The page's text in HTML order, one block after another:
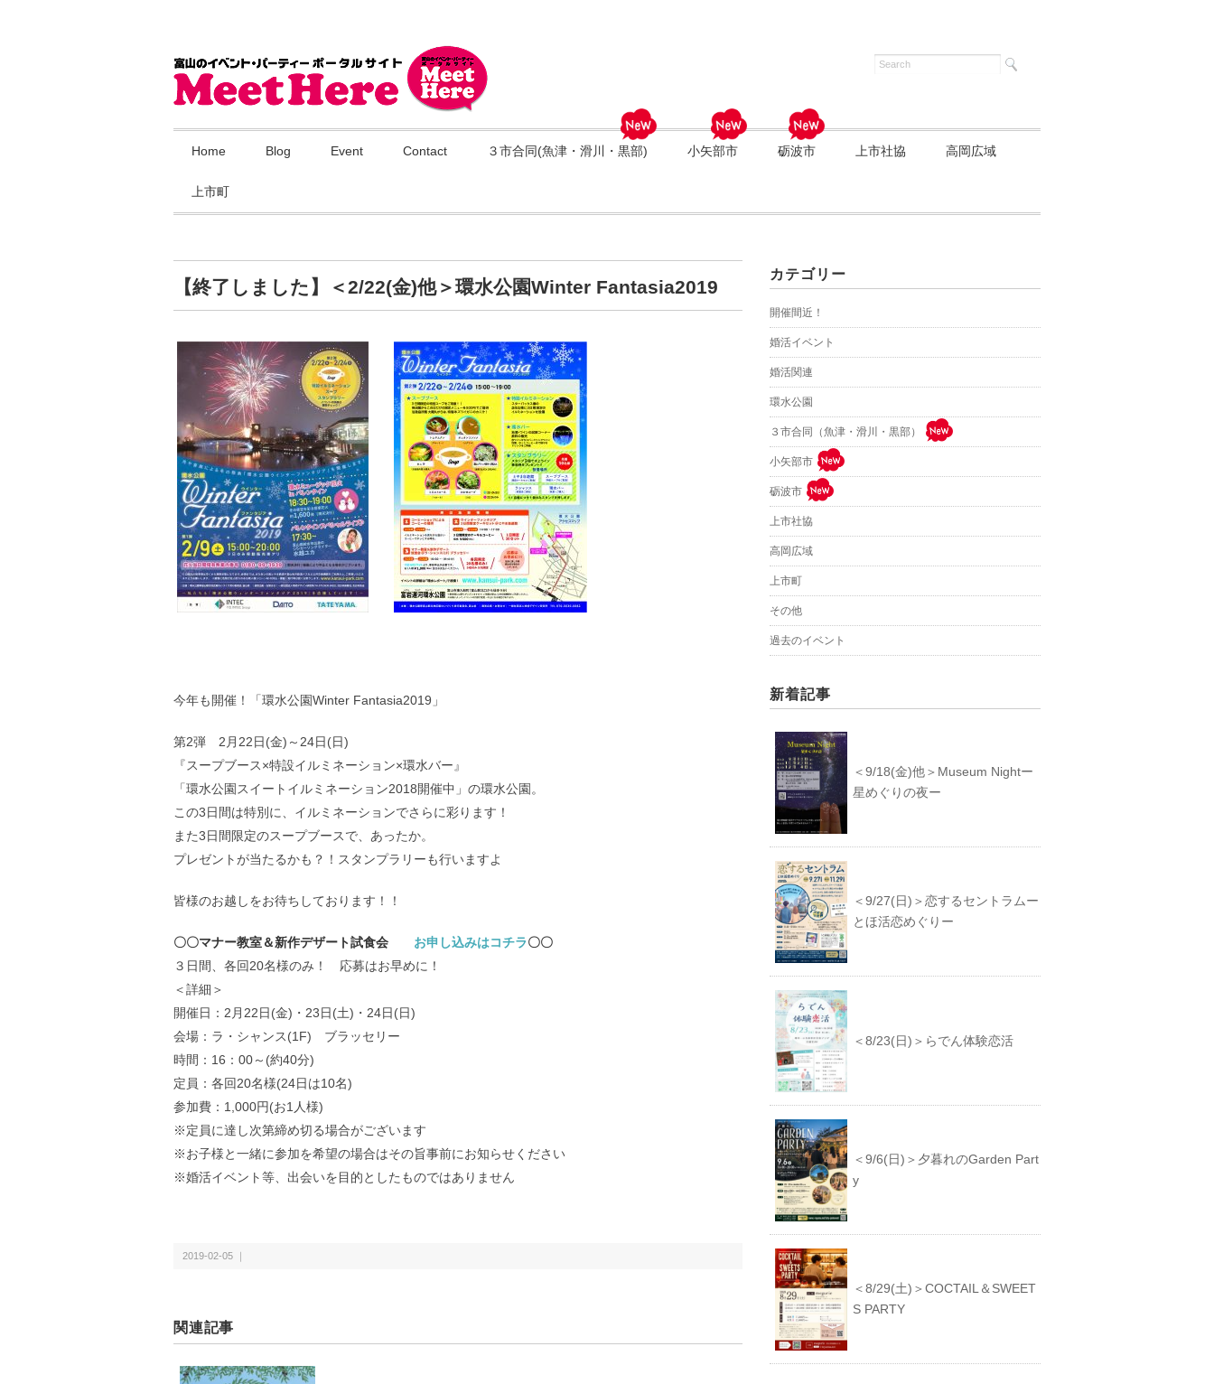
Home Blog Event Contact ３市合同(魚津・滑川・黒部) 小矢部市 砺波市 上市社協 高岡広域
上市町
【終了しました】＜2/22(金)他＞環水公園Winter Fantasia2019
今年も開催！「環水公園Winter Fantasia2019」
第2弾 2月22日(金)～24日(日)
『スープブース×特設イルミネーション×環水バー』
「環水公園スイートイルミネーション2018開催中」の環水公園。
この3日間は特別に、イルミネーションでさらに彩ります！
また3日間限定のスープブースで、あったか。
プレゼントが当たるかも？！スタンプラリーも行いますよ
皆様のお越しをお待ちしております！！
〇〇マナー教室＆新作デザート試食会 お申し込みはコチラ〇〇
３日間、各回20名様のみ！ 応募はお早めに！
＜詳細＞
開催日：2月22日(金)・23日(土)・24日(日)
会場：ラ・シャンス(1F) ブラッセリー
時間：16：00～(約40分)
定員：各回20名様(24日は10名)
参加費：1,000円(お1人様)
※定員に達し次第締め切る場合がございます
※お子様と一緒に参加を希望の場合はその旨事前にお知らせください
※婚活イベント等、出会いを目的としたものではありません
2019-02-05 ｜
関連記事
カテゴリー
開催間近！
婚活イベント
婚活関連
環水公園
３市合同（魚津・滑川・黒部）
小矢部市
砺波市
上市社協
高岡広域
上市町
その他
過去のイベント
新着記事
＜9/18(金)他＞Museum Nightー
星めぐりの夜ー
＜9/27(日)＞恋するセントラムー
とほ活恋めぐりー
＜8/23(日)＞らでん体験恋活
＜9/6(日)＞夕暮れのGarden Part
y
＜8/29(土)＞COCTAIL＆SWEET
S PARTY